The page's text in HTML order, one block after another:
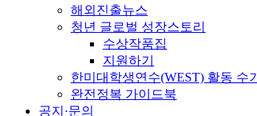
해외진출뉴스
청년 글로벌 성장스토리
수상작품집
지원하기
한미대학생연수(WEST) 활동 수기
완전정복 가이드북
공지·문의